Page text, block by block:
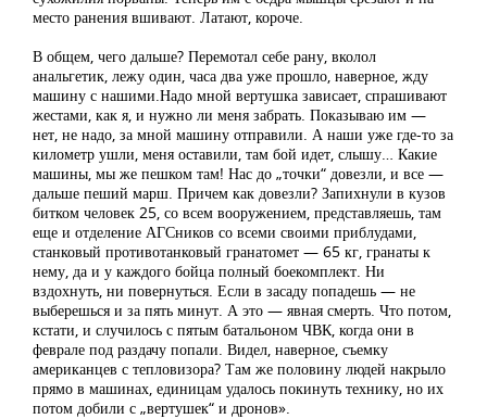
место ранения вшивают. Латают, короче.
В общем, чего дальше? Перемотал себе рану, вколол
анальгетик, лежу один, часа два уже прошло, наверное, жду
машину с нашими.Надо мной вертушка зависает, спрашивают
жестами, как я, и нужно ли меня забрать. Показываю им —
нет, не надо, за мной машину отправили. А наши уже где-то за
километр ушли, меня оставили, там бой идет, слышу… Какие
машины, мы же пешком там! Нас до „точки“ довезли, и все —
дальше пеший марш. Причем как довезли? Запихнули в кузов
битком человек 25, со всем вооружением, представляешь, там
еще и отделение АГСников со всеми своими приблудами,
станковый противотанковый гранатомет — 65 кг, гранаты к
нему, да и у каждого бойца полный боекомплект. Ни
вздохнуть, ни повернуться. Если в засаду попадешь — не
выберешься и за пять минут. А это — явная смерть. Что потом,
кстати, и случилось с пятым батальоном ЧВК, когда они в
феврале под раздачу попали. Видел, наверное, съемку
американцев с тепловизора? Там же половину людей накрыло
прямо в машинах, единицам удалось покинуть технику, но их
потом добили с „вертушек“ и дронов».